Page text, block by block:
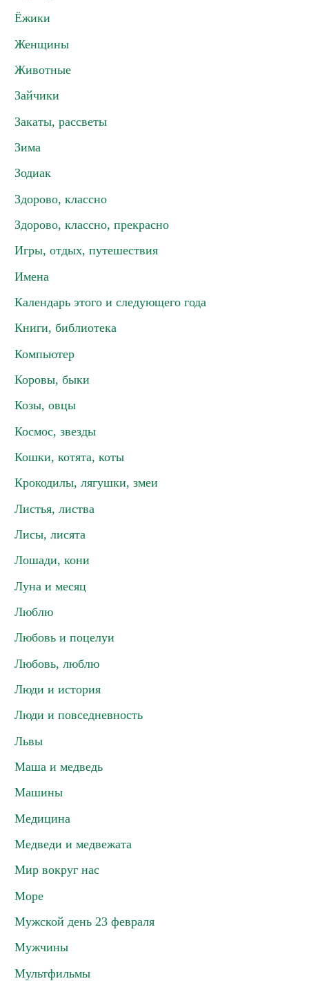
Ёжики
Женщины
Животные
Зайчики
Закаты, рассветы
Зима
Зодиак
Здорово, классно
Здорово, классно, прекрасно
Игры, отдых, путешествия
Имена
Календарь этого и следующего года
Книги, библиотека
Компьютер
Коровы, быки
Козы, овцы
Космос, звезды
Кошки, котята, коты
Крокодилы, лягушки, змеи
Листья, листва
Лисы, лисята
Лошади, кони
Луна и месяц
Люблю
Любовь и поцелуи
Любовь, люблю
Люди и история
Люди и повседневность
Львы
Маша и медведь
Машины
Медицина
Медведи и медвежата
Мир вокруг нас
Море
Мужской день 23 февраля
Мужчины
Мультфильмы